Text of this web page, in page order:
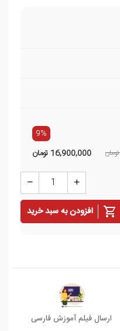
9%
16,900,000 تومان
افزودن به سبد خرید
ارسال فیلم آموزش فارسی